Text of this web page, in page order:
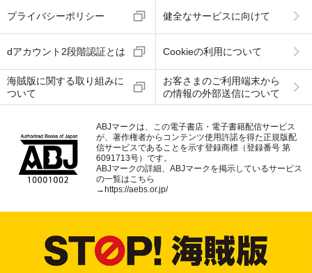
プライバシーポリシー 健全なサービスに向けて
dアカウント2段階認証とは Cookieの利用について
海賊版に関する取り組みに
ついて
お客さまのご利用端末から
の情報の外部送信について
ABJマークは、この電子書店・電子書籍配信サービス
が、著作権者からコンテンツ使用許諾を得た正規版配
信サービスであることを示す登録商標（登録番号 第
6091713号）です。
ABJマークの詳細、ABJマークを掲示しているサービス
の一覧はこちら
→ https://aebs.or.jp/